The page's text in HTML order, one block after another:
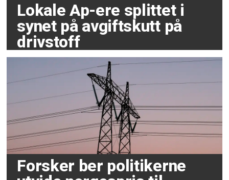
Lokale Ap-ere splittet i
synet på avgiftskutt på
drivstoff
Forsker ber politikerne